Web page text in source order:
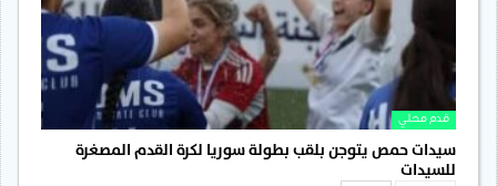
قدم محلي
سيدات حمص يتوجن بلقب بطولة سوريا لكرة القدم المصغرة
للسيدات